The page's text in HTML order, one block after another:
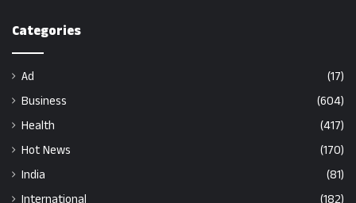
Categories
Ad
(17)
Business
(604)
Health
(417)
Hot News
(170)
India
(81)
International
(182)